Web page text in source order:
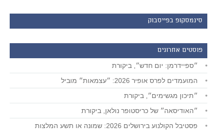
סינמסקופ בפייסבוק
פוסטים אחרונים
״ספיידרמן: יום חדש״, ביקורת
המועמדים לפרס אופיר 2026: ״עצמאות״ מוביל
״תיכון מגשימים״, ביקורת
״האודיסאה״ של כריסטופר נולאן, ביקורת
פסטיבל הקולנוע בירושלים 2026: שמונה או תשע המלצות